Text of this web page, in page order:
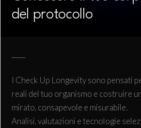
del protocollo
I Check Up Longevity sono pensati
reali del tuo organismo e costruire
mirato, consapevole e misurabile.
Analisi, valutazioni e tecnologie